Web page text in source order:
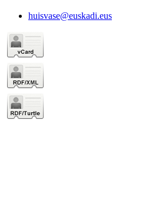
huisvase@euskadi.eus